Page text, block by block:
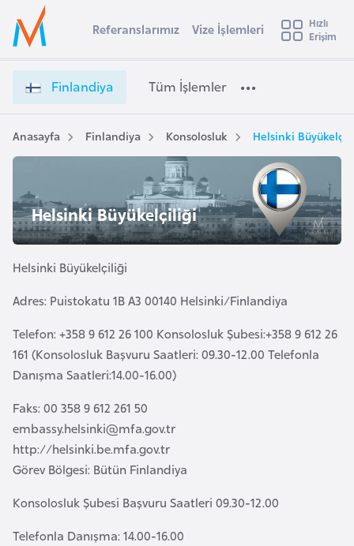
Ülke Seçimi
Başvuru yapmak istediğiniz ülkeyi seçin
Üye
Girişi
i
l
a
n
d
a
V
i
z
İ
l
e
m
e
r
i
e
t
ş
i
Referanslarımız Vize İşlemleri
Hızlı
Erişim
Finlandiya Tüm İşlemler
Anasayfa Finlandiya Konsolosluk Helsinki
Helsinki Büyükelçiliği
Helsinki Büyükelçiliği
Adres: Puistokatu 1B A3 00140 Helsinki/Finlandiya
Telefon: +358 9 612 26 100 Konsolosluk Şubesi:+358 9 612 26
161 (Konsolosluk Başvuru Saatleri: 09.30-12.00 Telefonla
Danışma Saatleri:14.00-16.00)
Faks: 00 358 9 612 261 50
embassy.helsinki@mfa.gov.tr
http://helsinki.be.mfa.gov.tr
Görev Bölgesi: Bütün Finlandiya
Konsolosluk Şubesi Başvuru Saatleri 09.30-12.00
Telefonla Danışma: 14.00-16.00
s
t
r
a
A
v
u
t
u
y
a
A
z
e
r
a
y